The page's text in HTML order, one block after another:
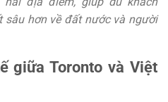
sâu hơn về đất nước và người
giữa Toronto và Việt